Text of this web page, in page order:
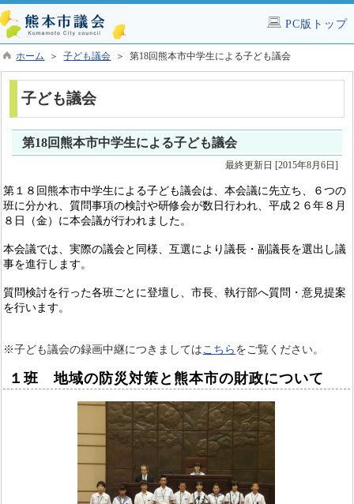
PC版トップ
ホーム ＞子ども議会 ＞ 第18回熊本市中学生による子ども議会
子ども議会
第18回熊本市中学生による子ども議会
最終更新日 [2015年8月6日]
第１８回熊本市中学生による子ども議会は、本会議に先立ち、６つの
班に分かれ、質問事項の検討や研修会が数日行われ、平成２６年８月
８日（金）に本会議が行われました。
本会議では、実際の議会と同様、互選により議長・副議長を選出し議
事を進行します。
質問検討を行った各班ごとに登壇し、市長、執行部へ質問・意見提案
を行います。
※子ども議会の録画中継につきましてはこちらをご覧ください。
１班地域の防災対策と熊本市の財政について